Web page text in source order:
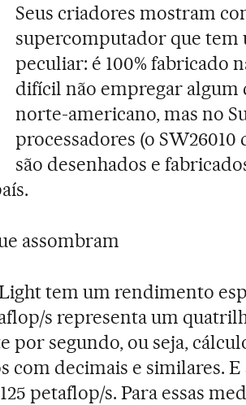
Seus criadores mostram
supercomputador que tem
peculiar: é 100% fabricado
difícil não empregar algum
norte-americano, mas no
processadores (o SW26010
são desenhados e
assombram
tem um rendimento
s representa um
por segundo, ou seja,
com decimais e similares.
petaflop/s. Para essas